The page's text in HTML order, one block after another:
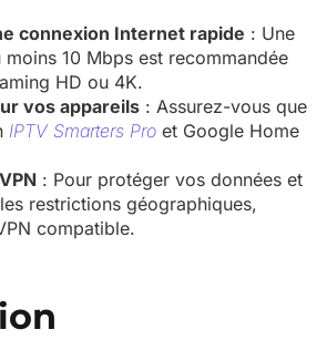
connexion Internet rapide : Une
moins 10 Mbps est recommandée
HD ou 4K.
vos appareils: Assurez-vous que
IPTV Smarters Proet Google Home
: Pour protéger vos données et
restrictions géographiques,
compatible.